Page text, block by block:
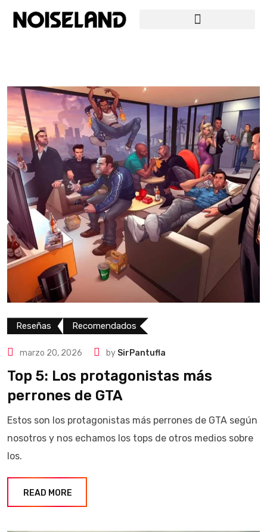
Reseñas Recomendados
marzo 20, 2026 by SirPantufla
Top 5: Los protagonistas más
perrones de GTA
Estos son los protagonistas más perrones de GTA según
nosotros y nos echamos los tops de otros medios sobre
los.
READ MORE